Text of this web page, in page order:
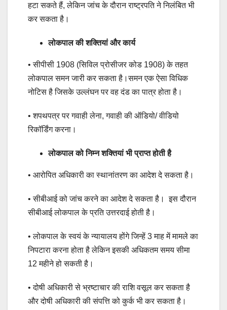
हटा सकते हैं, लेकिन जांच के दौरान राष्ट्रपति ने निलंबित भी
कर सकता है।
लोकपाल की शक्तियां और कार्य
• सीपीसी 1908 (सिविल प्रोसीजर कोड 1908) के तहत
लोकपाल समन जारी कर सकता है।समन एक ऐसा विधिक
नोटिस है जिसके उल्लंघन पर वह दंड का पात्र होता है।
• शपथपत्र पर गवाही लेना, गवाही की ऑडियो/ वीडियो
रिकॉर्डिंग करना।
लोकपाल को निम्न शक्तियां भी प्राप्त होती है
• आरोपित अधिकारी का स्थानांतरण का आदेश दे सकता है।
• सीबीआई को जांच करने का आदेश दे सकता है। इस दौरान
सीबीआई लोकपाल के प्रति उत्तरदाई होती है।
• लोकपाल के स्वयं के न्यायालय होंगे जिन्हें 3 माह में मामले का
निपटारा करना होता है लेकिन इसकी अधिकतम समय सीमा
12 महीने हो सकती है।
• दोषी अधिकारी से भ्रष्टाचार की राशि वसूल कर सकता है
और दोषी अधिकारी की संपत्ति को कुर्क भी कर सकता है।